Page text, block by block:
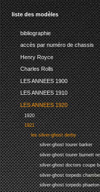
liste des modèles
bibliographie
accès par numéro de chassis
Henry Royce
Charles Rolls
LES ANNEES 1900
LES ANNEES 1910
LES ANNEES 1920
1920
1921
les silver-ghost derby
silver-ghost tourer barker
silver-ghost tourer burnett
silver-ghost doctors coupe
silver-ghost torpedo
silver-ghost torpedo